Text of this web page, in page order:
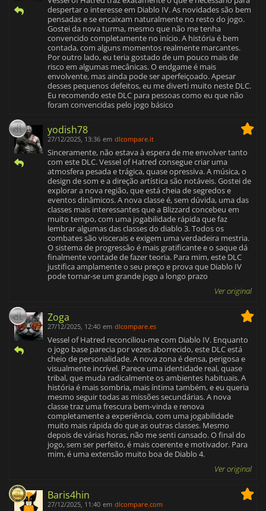
despertar o interesse em Diablo IV. As novidades são bem
pensadas e se encaixam naturalmente no resto do jogo.
Gostei da nova turma, mesmo que não me tenha
convencido completamente no início. A história é bem
contada, com alguns momentos realmente marcantes.
Por outro lado, eu teria gostado de um pouco mais de
risco em algumas mecânicas. O endgame é mais
envolvente, mas ainda pode ser aperfeiçoado. Apesar
desses pequenos defeitos, eu me diverti muito neste DLC.
Eu recomendo este DLC para pessoas como eu que não
foram convencidas pelo jogo básico
yodish78
27/12/2025, 13:36 em dlcompare.it
Sinceramente, não estava à espera de me envolver tanto
com este DLC. Vessel of Hatred consegue criar uma
atmosfera pesada e trágica, quase opressiva. A música, o
design de som e a direção artística são notáveis. Gostei de
explorar a nova região, que está cheia de segredos e
eventos dinâmicos. A nova classe é, sem dúvida, uma das
classes mais interessantes que a Blizzard concebeu em
muito tempo, com uma jogabilidade rápida que faz
lembrar algumas das classes do diablo 3. Todos os
combates são viscerais e exigem uma verdadeira mestria.
O sistema de progressão é mais gratificante e o saque dá
finalmente vontade de fazer teoria. Para mim, este DLC
justifica amplamente o seu preço e prova que Diablo IV
pode tornar-se um grande jogo a longo prazo
Ver original
Zoga
27/12/2025, 12:40 em dlcompare.es
Vessel of Hatred reconciliou-me com Diablo IV. Enquanto
o jogo base parecia por vezes aborrecido, este DLC está
cheio de personalidade. A nova zona é densa, perigosa e
visualmente incrível. Parece uma identidade real, quase
tribal, que muda radicalmente os ambientes habituais. A
história é mais sombria, mais íntima também, e eu queria
mesmo seguir todas as missões secundárias. A nova
classe traz uma frescura bem-vinda e renova
completamente a experiência, com uma jogabilidade
muito mais rápida do que as outras classes. Mesmo
depois de várias horas, não me senti cansado. O final do
jogo, sem ser perfeito, é mais coerente e motivador. Para
mim, é uma extensão muito boa de Diablo 4.
Ver original
Baris4hin
27/12/2025, 11:40 em dlcompare.com